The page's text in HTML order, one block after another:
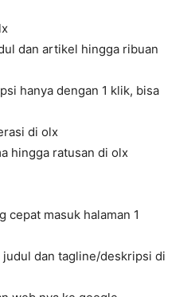
dan artikel hingga ribuan
hanya dengan 1 klik, bisa
di olx
hingga ratusan di olx
cepat masuk halaman 1
judul dan tagline/deskripsi di